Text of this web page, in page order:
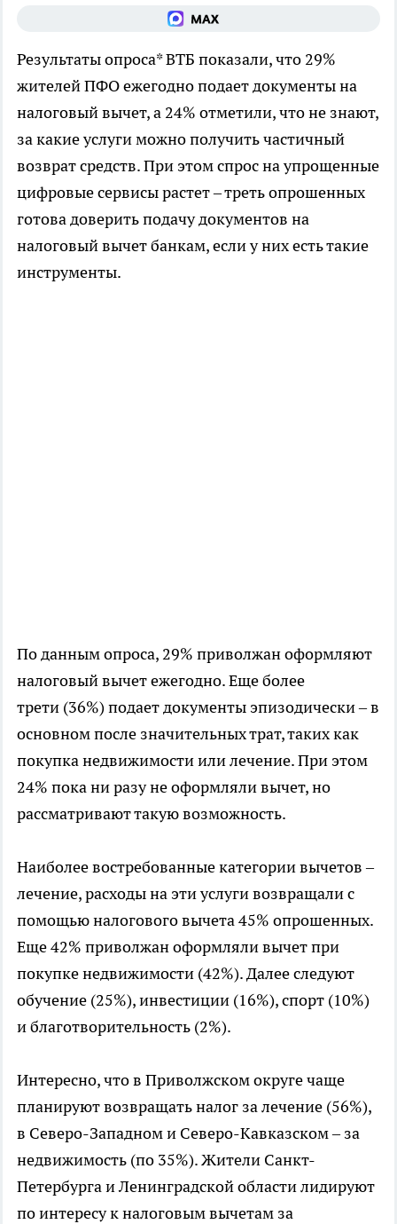
Результаты опроса* ВТБ показали, что 29%
жителей ПФО ежегодно подает документы на
налоговый вычет, а 24% отметили, что не знают,
за какие услуги можно получить частичный
возврат средств. При этом спрос на упрощенные
цифровые сервисы растет – треть опрошенных
готова доверить подачу документов на
налоговый вычет банкам, если у них есть такие
инструменты.
По данным опроса, 29% приволжан оформляют
налоговый вычет ежегодно. Еще более
трети (36%) подает документы эпизодически – в
основном после значительных трат, таких как
покупка недвижимости или лечение. При этом
24% пока ни разу не оформляли вычет, но
рассматривают такую возможность.
Наиболее востребованные категории вычетов –
лечение, расходы на эти услуги возвращали с
помощью налогового вычета 45% опрошенных.
Еще 42% приволжан оформляли вычет при
покупке недвижимости (42%). Далее следуют
обучение (25%), инвестиции (16%), спорт (10%)
и благотворительность (2%).
Интересно, что в Приволжском округе чаще
планируют возвращать налог за лечение (56%),
в Северо-Западном и Северо-Кавказском – за
недвижимость (по 35%). Жители Санкт-
Петербурга и Ленинградской области лидируют
по интересу к налоговым вычетам за